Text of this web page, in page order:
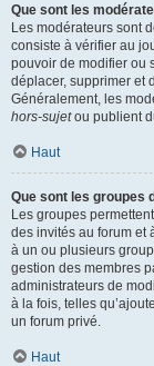
Que sont les
Les modérateurs sont
consiste à vérifier au
pouvoir de modifier ou
déplacer, supprimer et
Généralement, les
hors-sujetou publient
Haut
Que sont les groupes
Les groupes
des invités au forum et
à un ou plusieurs
gestion des membres
administrateurs de
à la fois, telles
un forum privé.
Haut